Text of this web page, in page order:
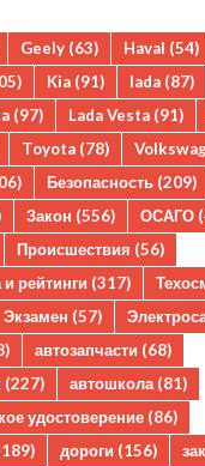
Geely (63) Haval (54)
Kia (91) lada (87)
(97) Lada Vesta (91)
Toyota (78)
Безопасность (209)
Закон (556) ОСАГО
Происшествия (56)
и рейтинги (317)
Экзамен (57)
автозапчасти (68)
(227) автошкола (81)
удостоверение (86)
дороги (156)